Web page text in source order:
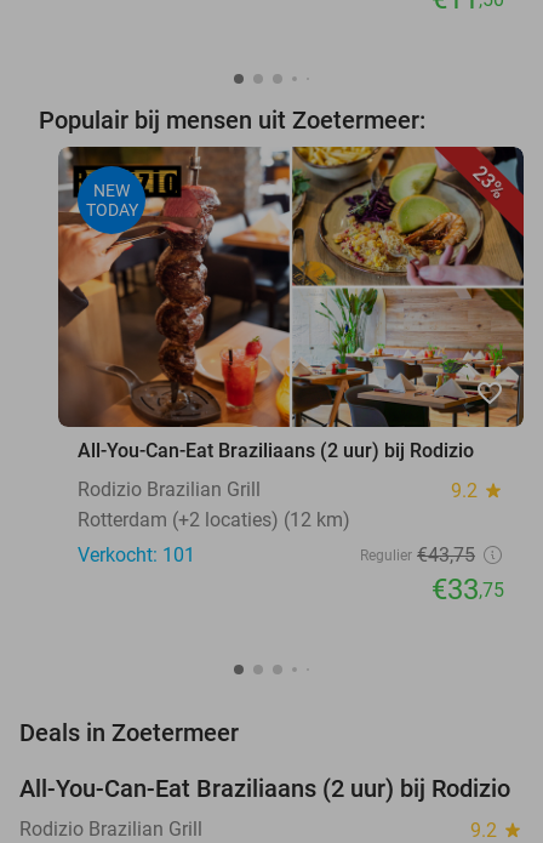
Populair bij mensen uit Zoetermeer:
23%
NEW
TODAY
favorite_border
All-You-Can-Eat Braziliaans (2 uur) bij Rodizio
Rodizio Brazilian Grill
9.2 star
Rotterdam (+2 locaties) (12 km)
Verkocht: 101
Regulier €43,75
€33,75
Deals in Zoetermeer
23%
TODAY
All-You-Can-Eat Braziliaans (2 uur) bij Rodizio
Rodizio Brazilian Grill 9.2 star